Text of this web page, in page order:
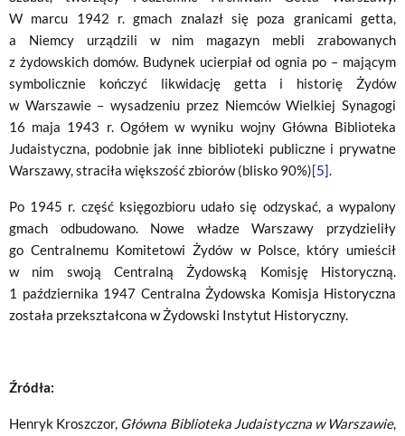
W marcu 1942 r. gmach znalazł się poza granicami getta,
a Niemcy urządzili w nim magazyn mebli zrabowanych
z żydowskich domów. Budynek ucierpiał od ognia po – mającym
symbolicznie kończyć likwidację getta i historię Żydów
w Warszawie – wysadzeniu przez Niemców Wielkiej Synagogi
16 maja 1943 r. Ogółem w wyniku wojny Główna Biblioteka
Judaistyczna, podobnie jak inne biblioteki publiczne i prywatne
Warszawy, straciła większość zbiorów (blisko 90%)[5].
Po 1945 r. część księgozbioru udało się odzyskać, a wypalony
gmach odbudowano. Nowe władze Warszawy przydzieliły
go Centralnemu Komitetowi Żydów w Polsce, który umieścił
w nim swoją Centralną Żydowską Komisję Historyczną.
1 października 1947 Centralna Żydowska Komisja Historyczna
została przekształcona w Żydowski Instytut Historyczny.
Źródła:
Henryk Kroszczor, Główna Biblioteka Judaistyczna w Warszawie,